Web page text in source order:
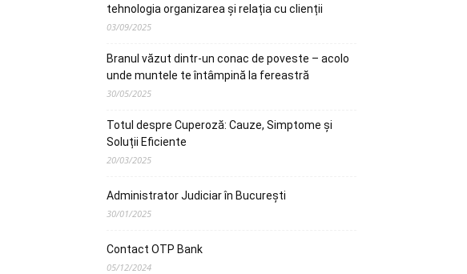
tehnologia organizarea și relația cu clienții
03/09/2025
Branul văzut dintr-un conac de poveste – acolo
unde muntele te întâmpină la fereastră
30/05/2025
Totul despre Cuperoză: Cauze, Simptome și
Soluții Eficiente
20/03/2025
Administrator Judiciar în București
30/01/2025
Contact OTP Bank
05/12/2024